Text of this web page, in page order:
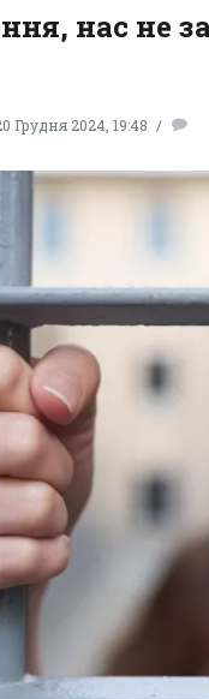
нас не
Грудня 2024, 19:48